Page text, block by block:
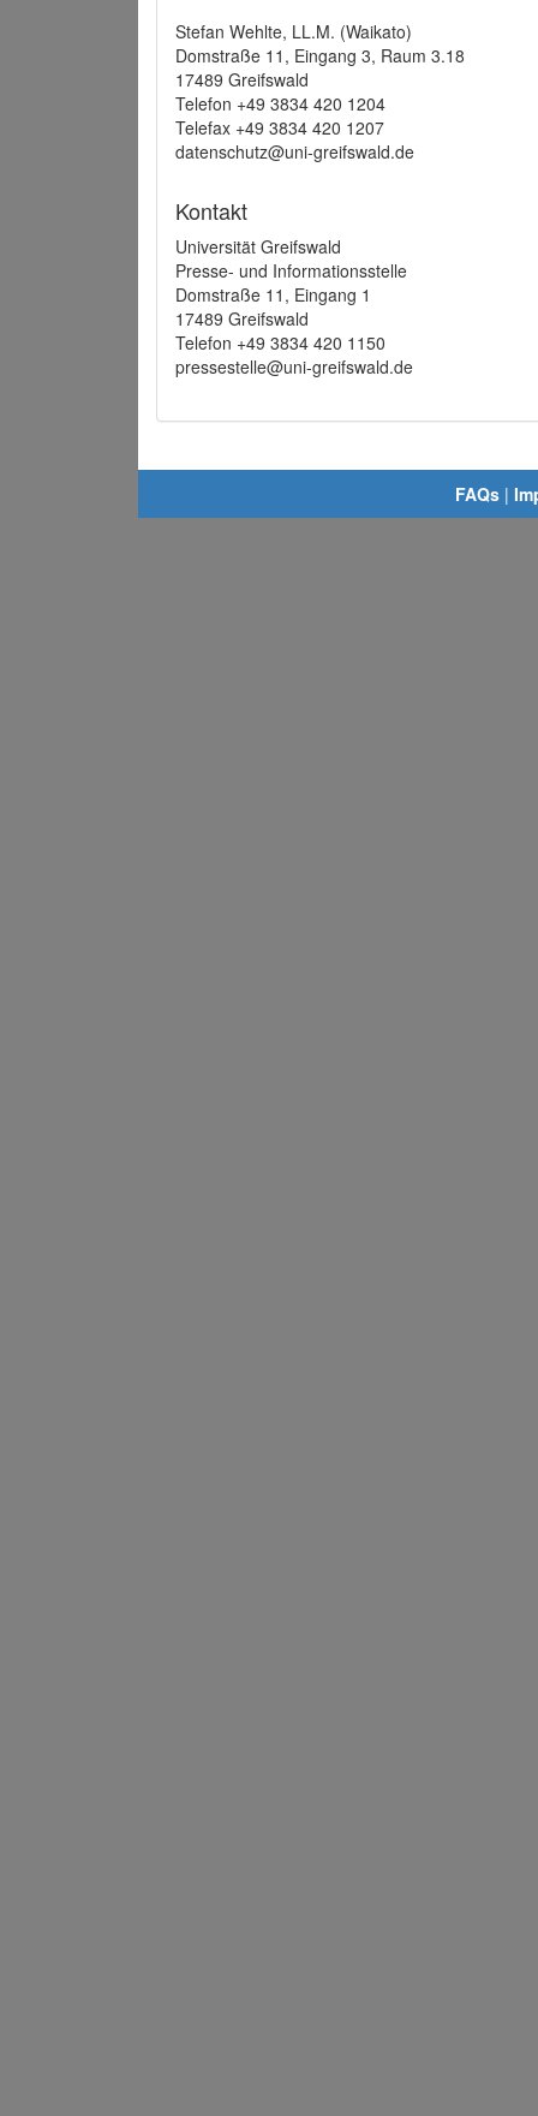
Stefan Wehlte, LL.M. (Waikato)
Domstraße 11, Eingang 3, Raum 3.18
17489 Greifswald
Telefon +49 3834 420 1204
Telefax +49 3834 420 1207
datenschutz@uni-greifswald.de
Kontakt
Universität Greifswald
Presse- und Informationsstelle
Domstraße 11, Eingang 1
17489 Greifswald
Telefon +49 3834 420 1150
pressestelle@uni-greifswald.de
FAQs |